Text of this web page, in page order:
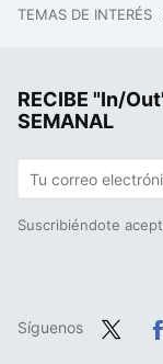
TEMAS DE INTERÉS
RECIBE "In/
SEMANAL
Suscribiéndote
Síguenos